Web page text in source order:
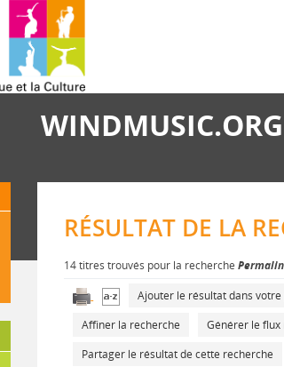
WINDMUSIC.ORG
RÉSULTAT DE LA
14 titres trouvés pour la recherche
Ajouter le résultat dans
Affiner la recherche
Générer le flux
Partager le résultat de cette recherche